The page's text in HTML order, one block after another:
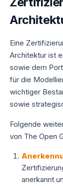
Eine
Architektur ist
sowie dem
für die
wichtiger
sowie
Folgende
von The Open
anerkannt